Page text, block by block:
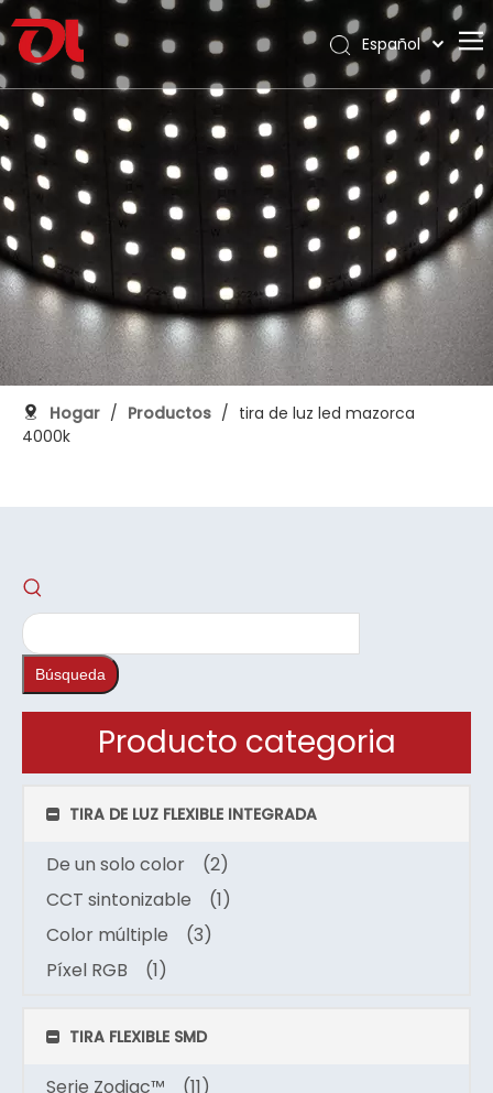
Hogar
Sobre nosotros
Productos
Solicitud
Apoyo
Descargar
Blog
Contacto
Español
العربية
Français
Pусский
Português
Deutsch
Italiano
日本語
한국어
Nederlands
Hogar / Productos / tira de luz led mazorca
4000k
Búsqueda
Producto categoria
TIRA DE LUZ FLEXIBLE INTEGRADA
De un solo color
(2)
CCT sintonizable
(1)
Color múltiple
(3)
Píxel RGB
(1)
TIRA FLEXIBLE SMD
Serie Zodiac™
(11)